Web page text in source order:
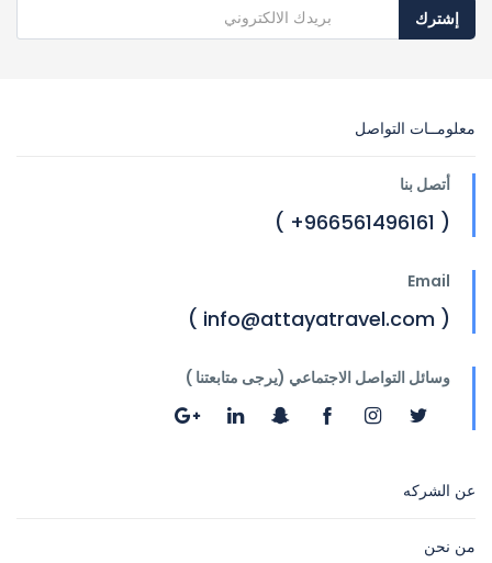
إشترك
معلومــات التواصل
أتصل بنا
( 966561496161+ )
Email
( info@attayatravel.com )
وسائل التواصل الاجتماعي (يرجى متابعتنا )
عن الشركه
من نحن